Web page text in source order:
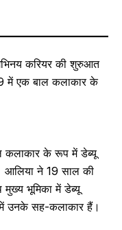
करियर की शुरुआत
में एक बाल कलाकार के
कलाकार के रूप में डेब्यू
आलिया ने 19 साल की
भूमिका में डेब्यू
उनके सह-कलाकार हैं।